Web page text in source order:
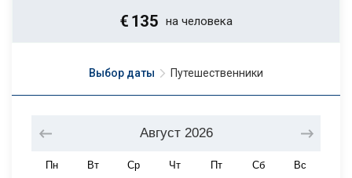
€ 135 на человека
Выбор даты Путешественники
Август 2026
Пн Вт Ср Чт Пт Сб Вс